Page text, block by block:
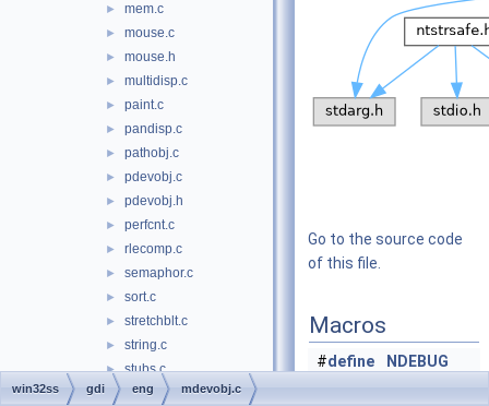
► mem.c
► mouse.c
► mouse.h
► multidisp.c
► paint.c
► pandisp.c
► pathobj.c
► pdevobj.c
► pdevobj.h
► perfcnt.c
► rlecomp.c
► semaphor.c
► sort.c
► stretchblt.c
► string.c
► stubs.c
► surface.c
Go to the source code
of this file.
Macros
#define NDEBUG
win32ss gdi eng mdevobj.c